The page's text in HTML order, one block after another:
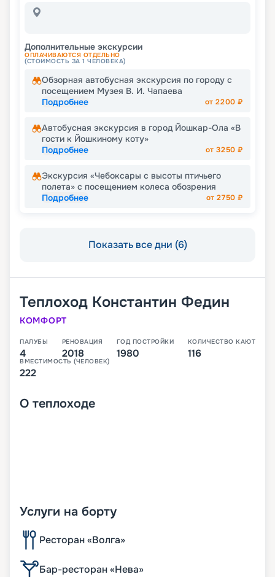
Дополнительные экскурсии
ОПЛАЧИВАЮТСЯ ОТДЕЛЬНО
(СТОИМОСТЬ ЗА 1 ЧЕЛОВЕКА)
Обзорная автобусная экскурсия по городу с
посещением Музея В. И. Чапаева
Подробнее
от2200 ₽
Автобусная экскурсия в город Йошкар-Ола «В
гости к Йошкиному коту»
Подробнее
от3250 ₽
Экскурсия «Чебоксары с высоты птичьего
полета» с посещением колеса обозрения
Подробнее
от2750 ₽
Показать все дни (6)
Теплоход Константин Федин
КОМФОРТ
ПАЛУБЫ
4
РЕНОВАЦИЯ
2018
ГОД ПОСТРОЙКИ
1980
КОЛИЧЕСТВО КАЮТ
116
ВМЕСТИМОСТЬ (ЧЕЛОВЕК)
222
О теплоходе
Услуги на борту
Ресторан «Волга»
Бар-ресторан «Нева»